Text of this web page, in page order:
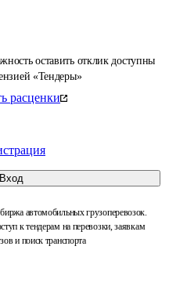
оставить отклик доступны
«Тендеры»
расценки
Вход
автомобильных грузоперевозок.
к тендерам на перевозки, заявкам
и поиск транспорта